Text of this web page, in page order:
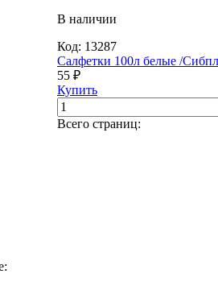
В наличии
Код: 13287
Салфетки 100л белые /
55 ₽
Купить
Всего страниц: